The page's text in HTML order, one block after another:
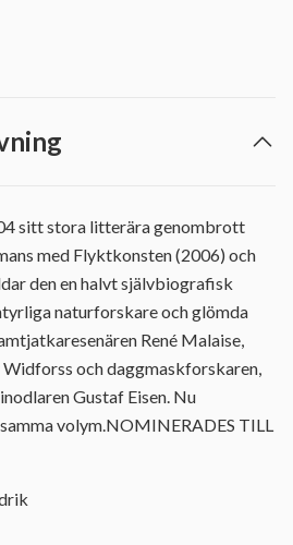
sitt stora litterära genombrott
med Flyktkonsten (2006) och
den en halvt självbiografisk
naturforskare och glömda
René Malaise,
och daggmaskforskaren,
Gustaf Eisen. Nu
volym.NOMINERADES TILL